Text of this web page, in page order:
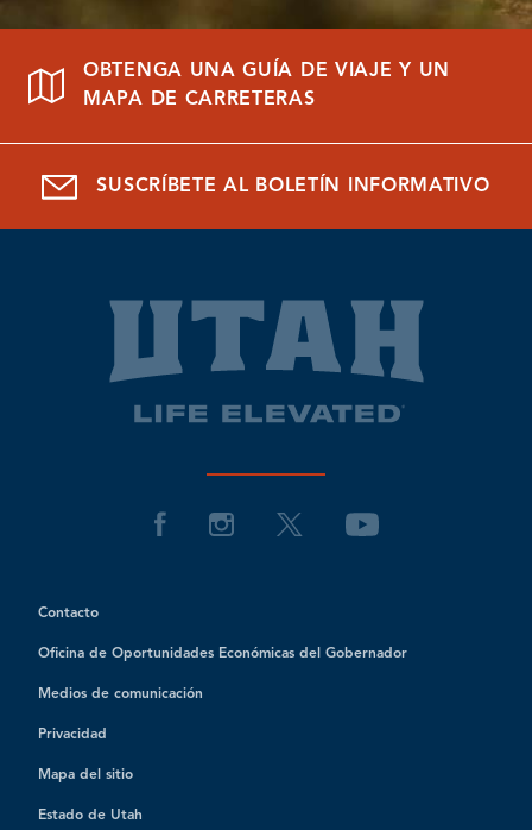
OBTENGA UNA GUÍA DE VIAJE Y UN
MAPA DE CARRETERAS
SUSCRÍBETE AL BOLETÍN INFORMATIVO
Contacto
Oficina de Oportunidades Económicas del Gobernador
Medios de comunicación
Privacidad
Mapa del sitio
Estado de Utah